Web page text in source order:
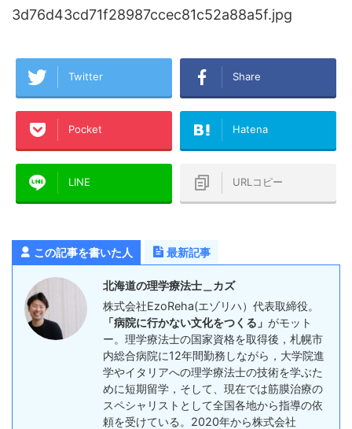
3d76d43cd71f28987ccec81c52a88a5f.jpg
Twitter Share
Pocket Hatena
LINE URLコピー
この記事を書いた人 最新記事
北海道の理学療法士＿カズ
株式会社EzoReha(エゾリハ）代表取締役。
「病院に行かない文化をつくる」 がモット
ー。理学療法士の国家資格を取得後，札幌市
内総合病院に12年間勤務しながら，大学院進
学やイタリアへの理学療法士の技術を学ぶた
めに短期留学，そして、現在では筋膜治療の
スペシャリストとして全国各地から指導の依
頼を受けている。2020年から株式会社